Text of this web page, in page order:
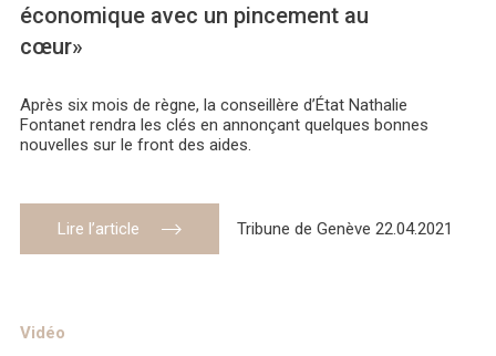
économique avec un pincement au
cœur»
Après six mois de règne, la conseillère d’État Nathalie
Fontanet rendra les clés en annonçant quelques bonnes
nouvelles sur le front des aides.
Lire l’article Tribune de Genève 22.04.2021
Vidéo